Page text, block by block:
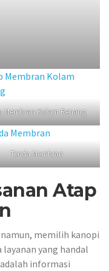
Membran Kolam Renang
Tenda Membran
Atap
memilih kanopi
yang handal
informasi